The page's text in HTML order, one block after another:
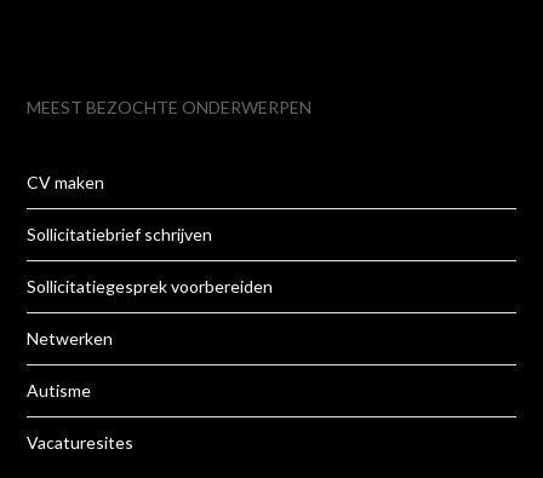
MEEST BEZOCHTE ONDERWERPEN
CV maken
Sollicitatiebrief schrijven
Sollicitatiegesprek voorbereiden
Netwerken
Autisme
Vacaturesites